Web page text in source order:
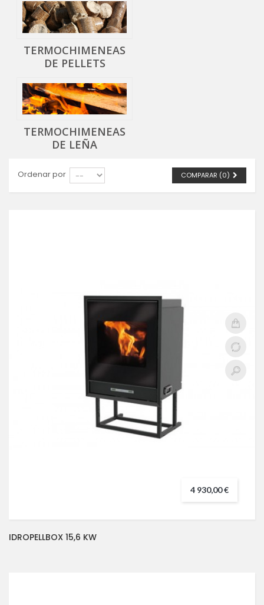
TERMOCHIMENEAS
DE PELLETS
TERMOCHIMENEAS
DE LEÑA
COMPARAR (0)
Ordenar por
4 930,00 €
IDROPELLBOX 15,6 KW